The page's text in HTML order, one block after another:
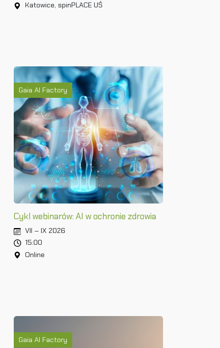
Katowice, spinPLACE UŚ
Gaia AI Factory
Cykl webinarów: AI w ochronie zdrowia
VII – IX 2026
15:00
Online
Gaia AI Factory